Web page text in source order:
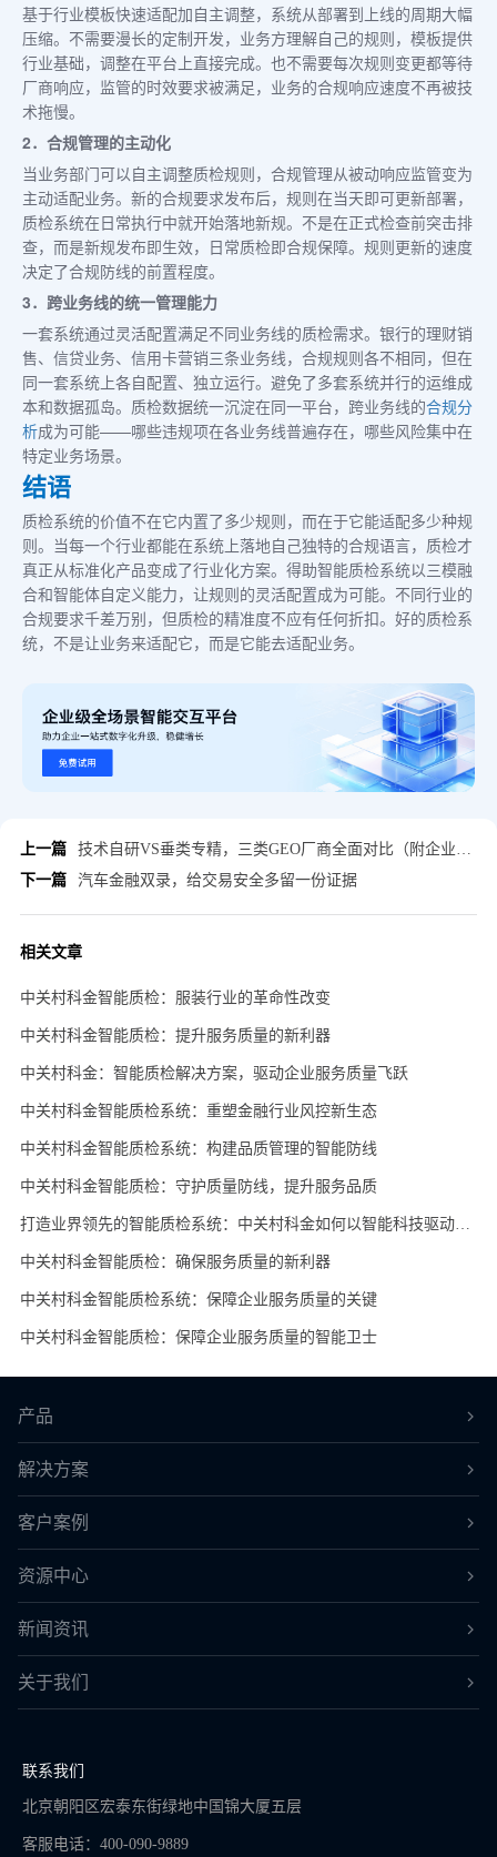
基于行业模板快速适配加自主调整，系统从部署到上线的周期大幅
压缩。不需要漫长的定制开发，业务方理解自己的规则，模板提供
行业基础，调整在平台上直接完成。也不需要每次规则变更都等待
厂商响应，监管的时效要求被满足，业务的合规响应速度不再被技
术拖慢。
2．合规管理的主动化
当业务部门可以自主调整质检规则，合规管理从被动响应监管变为
主动适配业务。新的合规要求发布后，规则在当天即可更新部署，
质检系统在日常执行中就开始落地新规。不是在正式检查前突击排
查，而是新规发布即生效，日常质检即合规保障。规则更新的速度
决定了合规防线的前置程度。
3．跨业务线的统一管理能力
一套系统通过灵活配置满足不同业务线的质检需求。银行的理财销
售、信贷业务、信用卡营销三条业务线，合规规则各不相同，但在
同一套系统上各自配置、独立运行。避免了多套系统并行的运维成
本和数据孤岛。质检数据统一沉淀在同一平台，跨业务线的合规分
析成为可能——哪些违规项在各业务线普遍存在，哪些风险集中在
特定业务场景。
结语
质检系统的价值不在它内置了多少规则，而在于它能适配多少种规
则。当每一个行业都能在系统上落地自己独特的合规语言，质检才
真正从标准化产品变成了行业化方案。得助智能质检系统以三模融
合和智能体自定义能力，让规则的灵活配置成为可能。不同行业的
合规要求千差万别，但质检的精准度不应有任何折扣。好的质检系
统，不是让业务来适配它，而是它能去适配业务。
上一篇
技术自研VS垂类专精，三类GEO厂商全面对比（附企业选型指南）
下一篇
汽车金融双录，给交易安全多留一份证据
相关文章
中关村科金智能质检：服装行业的革命性改变
中关村科金智能质检：提升服务质量的新利器
中关村科金：智能质检解决方案，驱动企业服务质量飞跃
中关村科金智能质检系统：重塑金融行业风控新生态
中关村科金智能质检系统：构建品质管理的智能防线
中关村科金智能质检：守护质量防线，提升服务品质
中关村科金智能质检：确保服务质量的新利器
中关村科金智能质检系统：保障企业服务质量的关键
中关村科金智能质检：保障企业服务质量的智能卫士
产品
解决方案
客户案例
资源中心
新闻资讯
关于我们
联系我们
北京朝阳区宏泰东街绿地中国锦大厦五层
客服电话：400-090-9889